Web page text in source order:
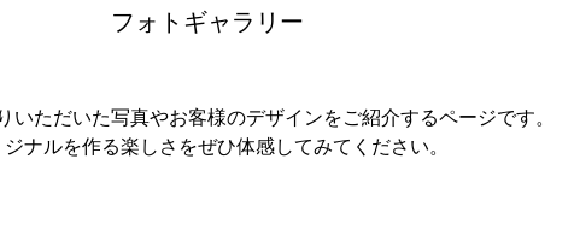
フォトギャラリー
いただいた写真やお客様のデザインをご紹介するページです。
ジナルを作る楽しさをぜひ体感してみてください。